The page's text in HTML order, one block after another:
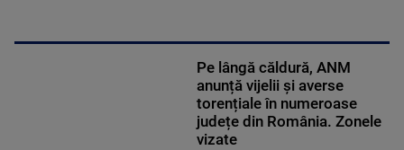
Pe lângă căldură, ANM
anunță vijelii și averse
torențiale în numeroase
județe din România. Zonele
vizate